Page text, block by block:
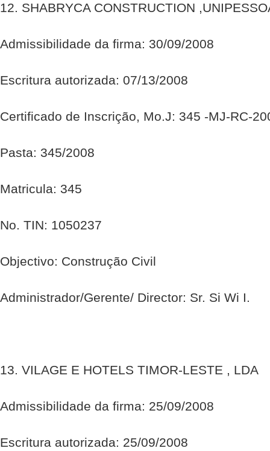
12. SHABRYCA CONSTRUCTION
Admissibilidade da firma: 30/09/2008
Escritura autorizada: 07/13/2008
Certificado de Inscrição, Mo.J: 345 -MJ-RC-
Pasta: 345/2008
Matricula: 345
No. TIN: 1050237
Objectivo: Construção Civil
Administrador/Gerente/ Director: Sr. Si Wi I.
13. VILAGE E HOTELS TIMOR-LESTE , LDA
Admissibilidade da firma: 25/09/2008
Escritura autorizada: 25/09/2008